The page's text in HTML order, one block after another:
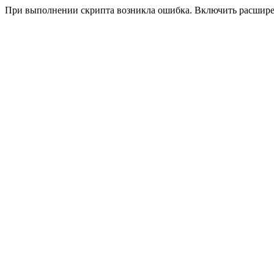
При выполнении скрипта возникла ошибка. Включить